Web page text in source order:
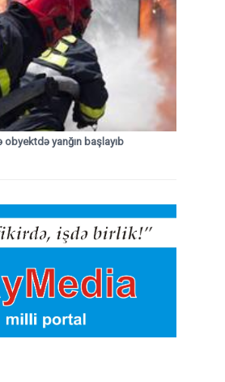
obyektdə yanğın başlayıb